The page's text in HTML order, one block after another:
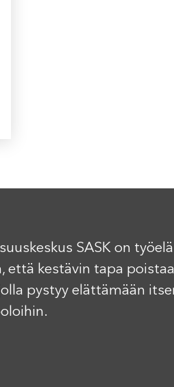
SASK on
että kestävin tapa
pystyy elättämään